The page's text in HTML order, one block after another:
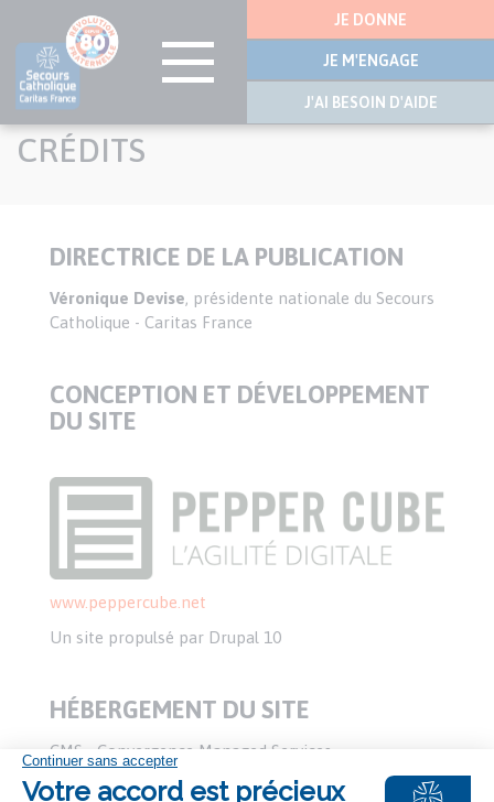
Aller
latérale
JE DONNE
JE M'ENGAGE
J'AI BESOIN D'AIDE
CRÉDITS
Texte
DIRECTRICE DE LA PUBLICATION
Véronique Devise, présidente nationale du Secours
Catholique - Caritas France
CONCEPTION ET DÉVELOPPEMENT
DU SITE
www.peppercube.net
Un site propulsé par Drupal 10
HÉBERGEMENT DU SITE
CMS - Convergence Managed Services
www.cms-france.net